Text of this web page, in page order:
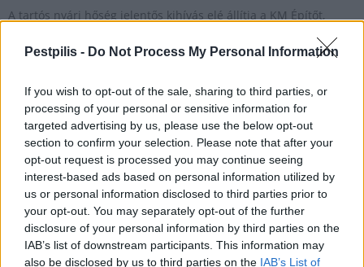
Pestpilis - Do Not Process My Personal Information
If you wish to opt-out of the sale, sharing to third parties, or
processing of your personal or sensitive information for
targeted advertising by us, please use the below opt-out
section to confirm your selection. Please note that after your
opt-out request is processed you may continue seeing
interest-based ads based on personal information utilized by
us or personal information disclosed to third parties prior to
your opt-out. You may separately opt-out of the further
disclosure of your personal information by third parties on the
IAB’s list of downstream participants. This information may
also be disclosed by us to third parties on the IAB’s List of
A tartós nyári hőség jelentős kihívás elé állítja a KM Építőt,
mérföldköve a felülvizsgálat
árnyékában?
Elkészült a Liszt Ferenc repülőtér
közelében lévő logisztikai bázis út- és
közműhálózatának fejlesztése
Látlelet a hazai víziközművekről?